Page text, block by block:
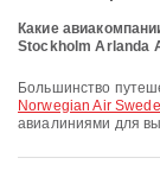
Какие
Stockholm Arlanda
Большинство
Norwegian Air
авиалиниями для